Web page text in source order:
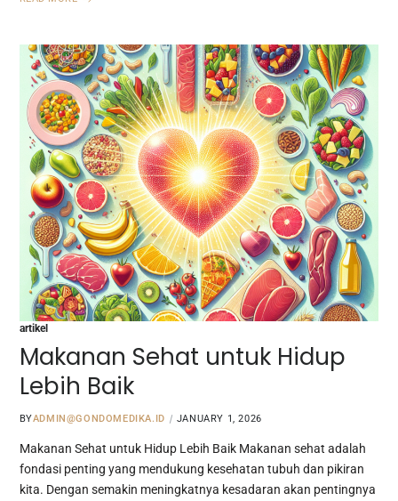
artikel
Makanan Sehat untuk Hidup
Lebih Baik
BYADMIN@GONDOMEDIKA.ID JANUARY 1, 2026
Makanan Sehat untuk Hidup Lebih Baik Makanan sehat adalah
fondasi penting yang mendukung kesehatan tubuh dan pikiran
kita. Dengan semakin meningkatnya kesadaran akan pentingnya